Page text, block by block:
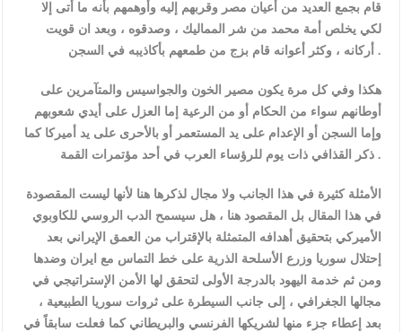
قام بجمع العديد من أعيان مصر وقربهم إليه وأوهمهم بأنه ما أتى إلا
لكي يخلص أمة محمد من شر المماليك ، وصدقوه ، وبعد ان قويت
أركانه ، وكثر أعوانه قام بزج من طمعهم بأكاذيبه في السجن .
هكذا وفي كل مرة يكون مصير الخون والجواسيس والمتآمرين على
أوطانهم سواء من الحكام أو من الرعية إما العزل على أيدي شعوبهم
وإما السجن أو اﻹعدام على يد المستعمر أو باﻷحرى على يد أميركا كما
ذكر القذافي ذات يوم للرؤساء العرب في أحد مؤتمرات القمة .
اﻷمثلة كثيرة في هذا الجانب ولا مجال لذكرها هنا ﻷنها ليست المقصودة
في هذا المقال بل المقصود هنا ، هل سيسمح الدب الروسي للكاوبوي
اﻷميركي بتحقيق أهدافه المتمثلة باﻹقتراب من العمق اﻹيراني بعد
إحتلال سوريا وزرع اﻷسلحة الذرية على خط التماس مع ايران وضدها
ومن ثم خدمة اليهود بالدرجة اﻷولى لتحقق لها اﻷمن اﻹستراتيجي في
مجالها الجغرافي ، إلى جانب السيطرة على ثروات سوريا الطبيعية ،
بعد إعطاء جزء منها لشريكها الفرنسي والبريطاني كما فعلت سابقاً في